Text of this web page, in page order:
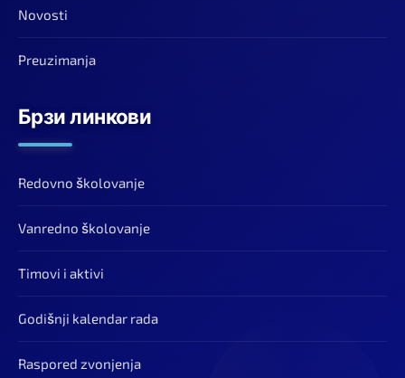
Novosti
Preuzimanja
Брзи линкови
Redovno školovanje
Vanredno školovanje
Timovi i aktivi
Godišnji kalendar rada
Raspored zvonjenja